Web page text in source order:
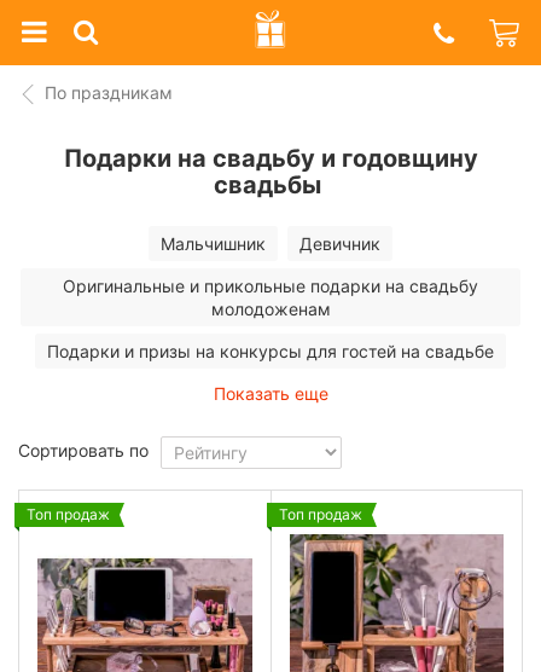
Prazdnik
Shop
По праздникам
Подарки на свадьбу и годовщину
свадьбы
Мальчишник Девичник
Оригинальные и прикольные подарки на свадьбу
молодоженам
Подарки и призы на конкурсы для гостей на свадьбе
Показать еще
Сортировать по
Топ продаж Топ продаж